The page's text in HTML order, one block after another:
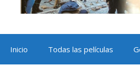
Inicio Todas las películas